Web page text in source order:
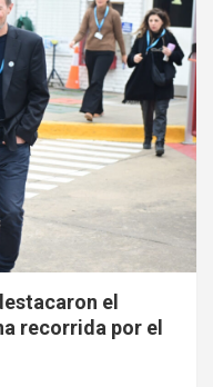
el
recorrida por el